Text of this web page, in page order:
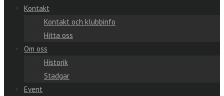
Kontakt
Kontakt och klubbinfo
Hitta oss
Om oss
Historik
Stadgar
Event